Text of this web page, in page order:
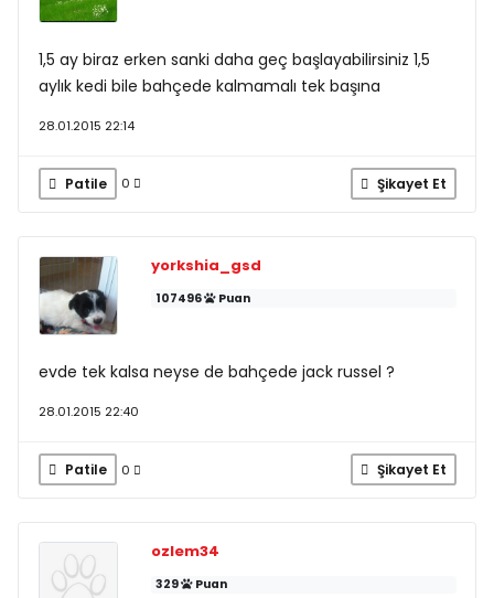
1,5 ay biraz erken sanki daha geç başlayabilirsiniz 1,5
aylık kedi bile bahçede kalmamalı tek başına
28.01.2015 22:14
Patile 0 Şikayet Et
yorkshia_gsd
107496 Puan
evde tek kalsa neyse de bahçede jack russel ?
28.01.2015 22:40
Patile 0 Şikayet Et
ozlem34
329 Puan